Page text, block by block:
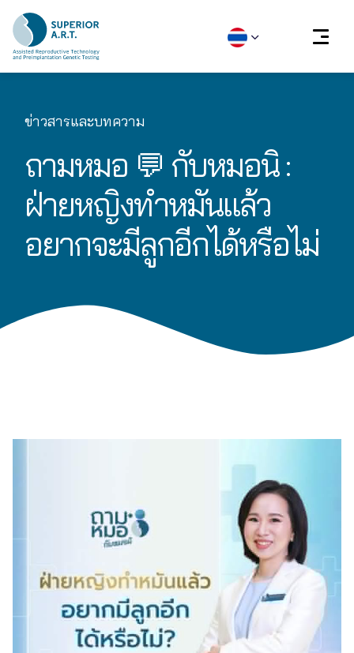
contentข่าวสารและบทความ
ถามหมอ 💬 กับหมอนิ :
ฝ่ายหญิงทำหมันแล้ว
อยากจะมีลูกอีกได้หรือไม่